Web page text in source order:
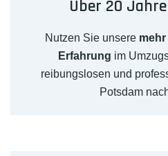
Über 20
Nutzen Sie unsere
Erfahrung im
reibungslosen und
Potsdam